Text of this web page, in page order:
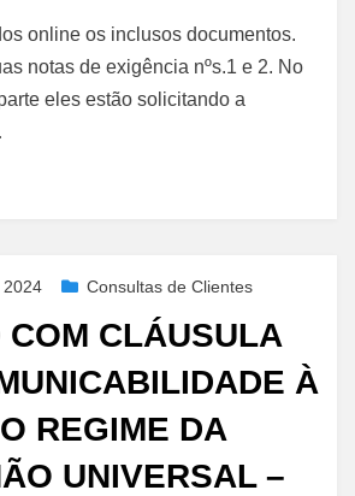
de
Propriedade
do
online os inclusos documentos.
notas de exigência nºs.1 e 2. No
eles estão solicitando a
2024 Consultas de Clientes
COM CLÁUSULA
À
REGIME DA
UNIVERSAL –